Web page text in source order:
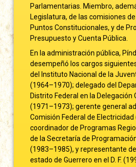
Parlamentarias. Miembro,
Legislatura, de las comisiones
Puntos Constitucionales, y de
Presupuesto y Cuenta Pública.
En la administración pública,
desempeñó los cargos
del Instituto Nacional de la
(1964–1970); delegado del
Distrito Federal en la Delegación
(1971–1973); gerente general
Comisión Federal de
coordinador de Programas
de la Secretaría de
(1983–1985), y representante
estado de Guerrero en el D. F.